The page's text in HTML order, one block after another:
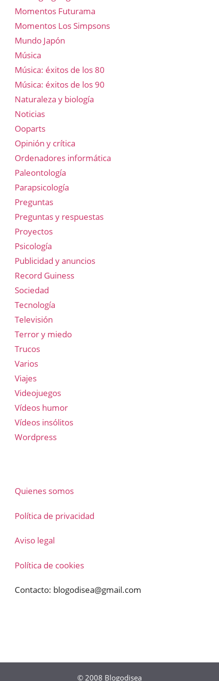
Momentos Futurama
Momentos Los Simpsons
Mundo Japón
Música
Música: éxitos de los 80
Música: éxitos de los 90
Naturaleza y biología
Noticias
Ooparts
Opinión y crítica
Ordenadores informática
Paleontología
Parapsicología
Preguntas
Preguntas y respuestas
Proyectos
Psicología
Publicidad y anuncios
Record Guiness
Sociedad
Tecnología
Televisión
Terror y miedo
Trucos
Varios
Viajes
Videojuegos
Vídeos humor
Vídeos insólitos
Wordpress
Quienes somos
Política de privacidad
Aviso legal
Política de cookies
Contacto: blogodisea@gmail.com
© 2008 Blogodisea